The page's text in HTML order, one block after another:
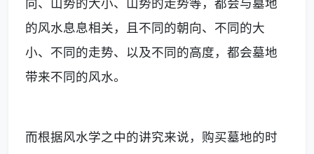
向、山势的大小、山势的走势等，都会与墓地
的风水息息相关，且不同的朝向、不同的大
小、不同的走势、以及不同的高度，都会墓地
带来不同的风水。
而根据风水学之中的讲究来说，购买墓地的时